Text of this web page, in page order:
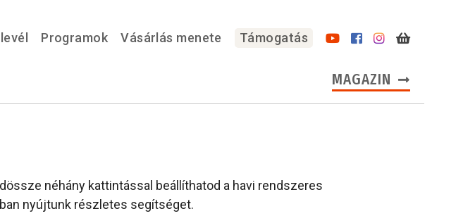
Programok Vásárlás menete Támogatás
MAGAZIN
néhány kattintással beállíthatod a havi rendszeres
nyújtunk részletes segítséget.